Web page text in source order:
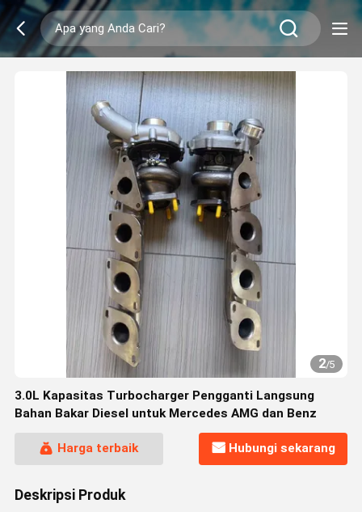
2/5
3.0L Kapasitas Turbocharger Pengganti Langsung
Bahan Bakar Diesel untuk Mercedes AMG dan Benz
Harga terbaik Hubungi sekarang
Deskripsi Produk